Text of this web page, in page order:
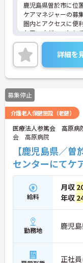
鹿児島県曽於市に位
ケアマネジャーの募
圏内とアクセスに便
ケアマネジャーとし
での経験を活かしな
です。ご利用者に寄
ていただける方を募
ご興味のある方には
に詳細をお話しいた
さい！
詳細を
募集停止
介護老人保健施設（老健）
医療法人参篤会 高原病
会 高原病院
【鹿児島県／
センターにてケ
給料
月収
年収
勤務地 鹿児
正社